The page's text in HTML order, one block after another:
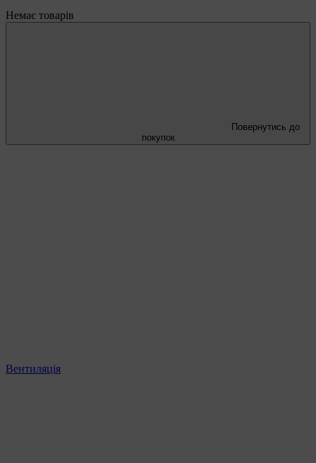
Немає товарів
Повернутись до
покупок
Вентиляція